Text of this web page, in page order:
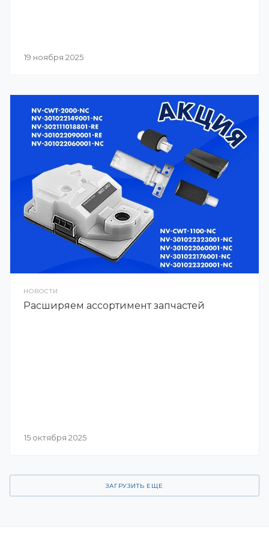
19 ноября 2025
НОВОСТИ
Расширяем ассортимент запчастей
15 октября 2025
ЗАГРУЗИТЬ ЕЩЕ